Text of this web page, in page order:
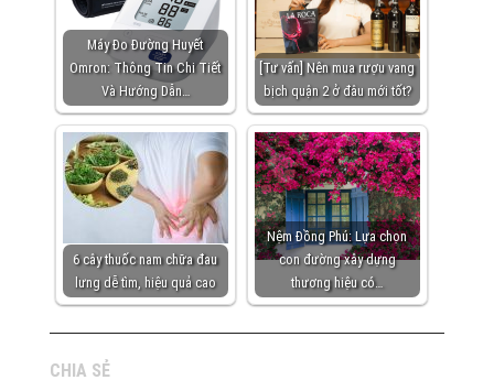
Máy Đo Đường Huyết
Omron: Thông Tin Chi Tiết
Và Hướng Dẫn…
[Tư vấn] Nên mua rượu vang
bịch quận 2 ở đâu mới tốt?
6 cây thuốc nam chữa đau
lưng dễ tìm, hiệu quả cao
Nệm Đồng Phú: Lựa chọn
con đường xây dựng
thương hiệu có…
CHIA SẺ